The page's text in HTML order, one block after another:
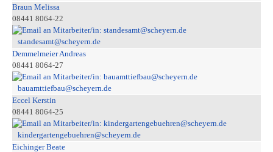
Braun Melissa
08441 8064-22
standesamt@scheyern.de
Demmelmeier Andreas
08441 8064-27
bauamttiefbau@scheyern.de
Eccel Kerstin
08441 8064-25
kindergartengebuehren@scheyern.de
Eichinger Beate